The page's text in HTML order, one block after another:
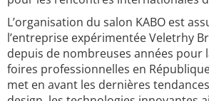
L’organisation du salon KABO est
l’entreprise expérimentée Veletrhy
depuis de nombreuses années pour
foires professionnelles en
met en avant les dernières